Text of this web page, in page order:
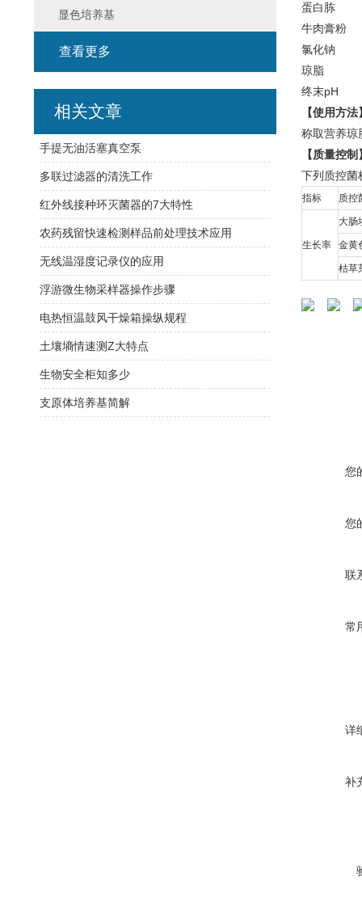
蛋白
牛肉膏
氯化
琼脂
终末
【使用方法
称取营养琼
【质量控制
下列质控
指标 质控
生长率
大肠
金黄
枯草
您
您
联
常
详
补
显色培养基
查看更多
相关文章
手提无油活塞真空泵
多联过滤器的清洗工作
红外线接种环灭菌器的7大特性
农药残留快速检测样品前处理技术应用
无线温湿度记录仪的应用
浮游微生物采样器操作步骤
电热恒温鼓风干燥箱操纵规程
土壤墒情速测Z大特点
生物安全柜知多少
支原体培养基简解